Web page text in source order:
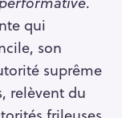
qui
son
suprême
relèvent du